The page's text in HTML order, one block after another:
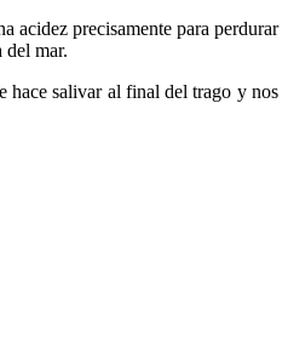
acidez precisamente para perdurar
del mar.
hace salivar al final del trago y nos